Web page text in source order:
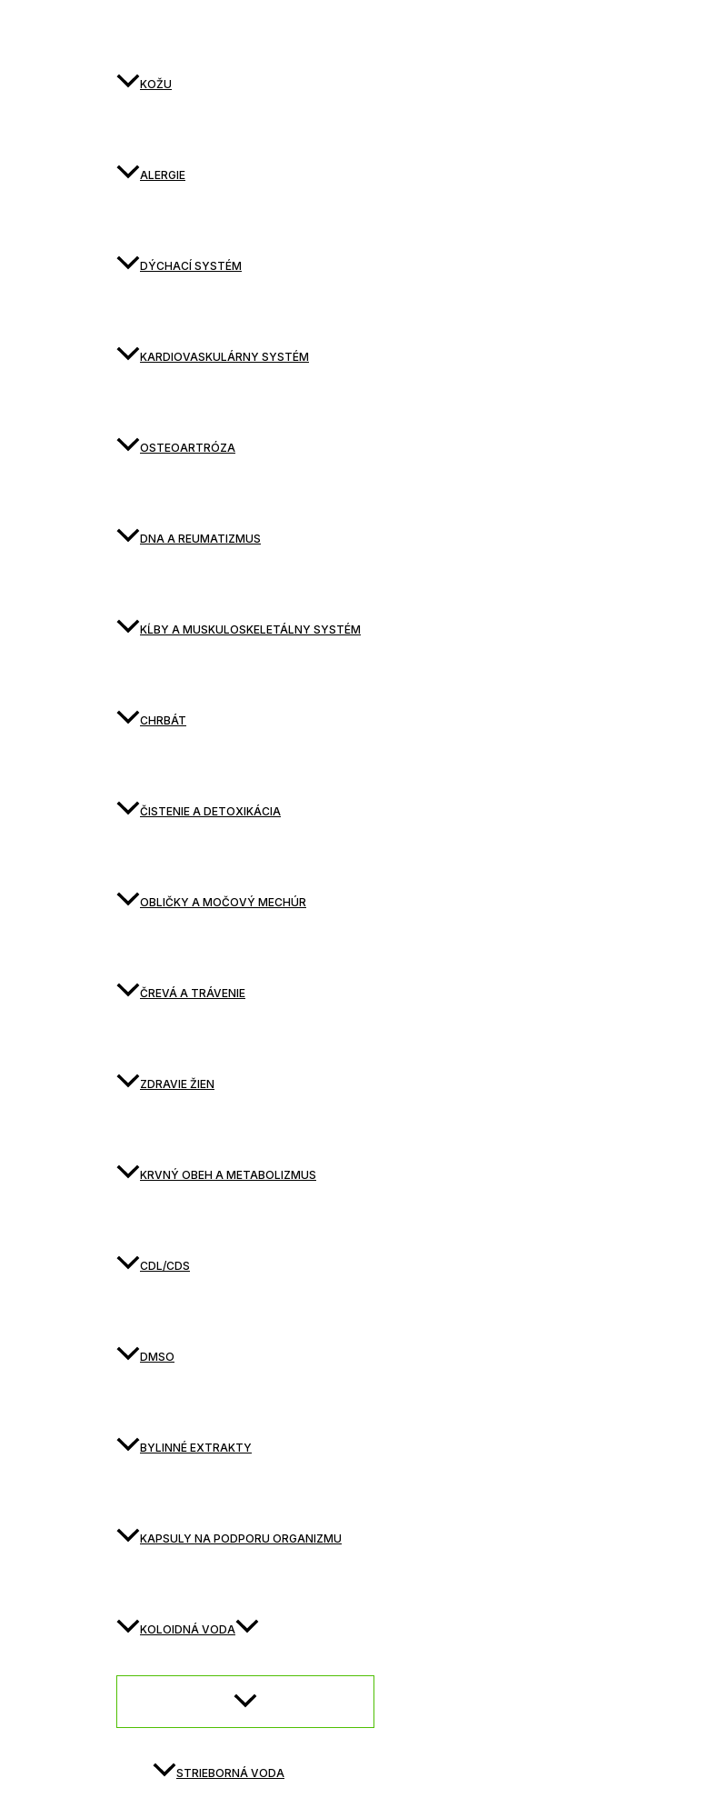
KOŽU
ALERGIE
DÝCHACÍ SYSTÉM
KARDIOVASKULÁRNY SYSTÉM
OSTEOARTRÓZA
DNA A REUMATIZMUS
KĹBY A MUSKULOSKELETÁLNY SYSTÉM
CHRBÁT
ČISTENIE A DETOXIKÁCIA
OBLIČKY A MOČOVÝ MECHÚR
ČREVÁ A TRÁVENIE
ZDRAVIE ŽIEN
KRVNÝ OBEH A METABOLIZMUS
CDL/CDS
DMSO
BYLINNÉ EXTRAKTY
KAPSULY NA PODPORU ORGANIZMU
KOLOIDNÁ VODA
STRIEBORNÁ VODA